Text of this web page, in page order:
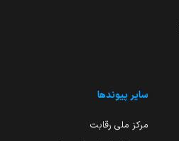
سایر پیوندها
مرکز ملی رقابت